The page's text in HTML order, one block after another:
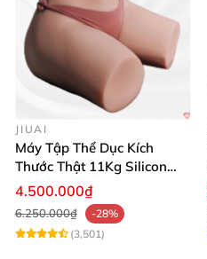
JIUAI
Máy Tập Thể Dục Kích
Thước Thật 11Kg Silicon
Cao Cấp Nhật Bản
4.500.000₫
6.250.000₫
-28%
(3,501)